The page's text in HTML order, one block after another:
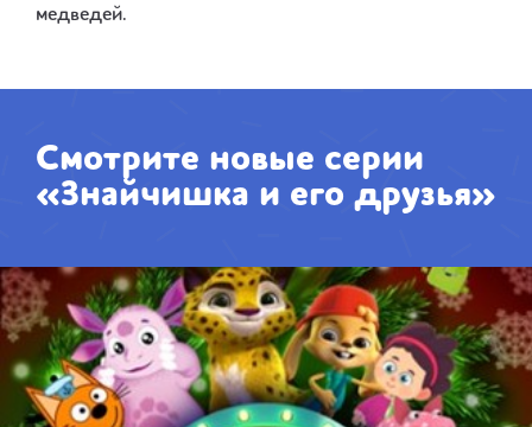
медведей.
Смотрите новые серии
«Знайчишка и его друзья»